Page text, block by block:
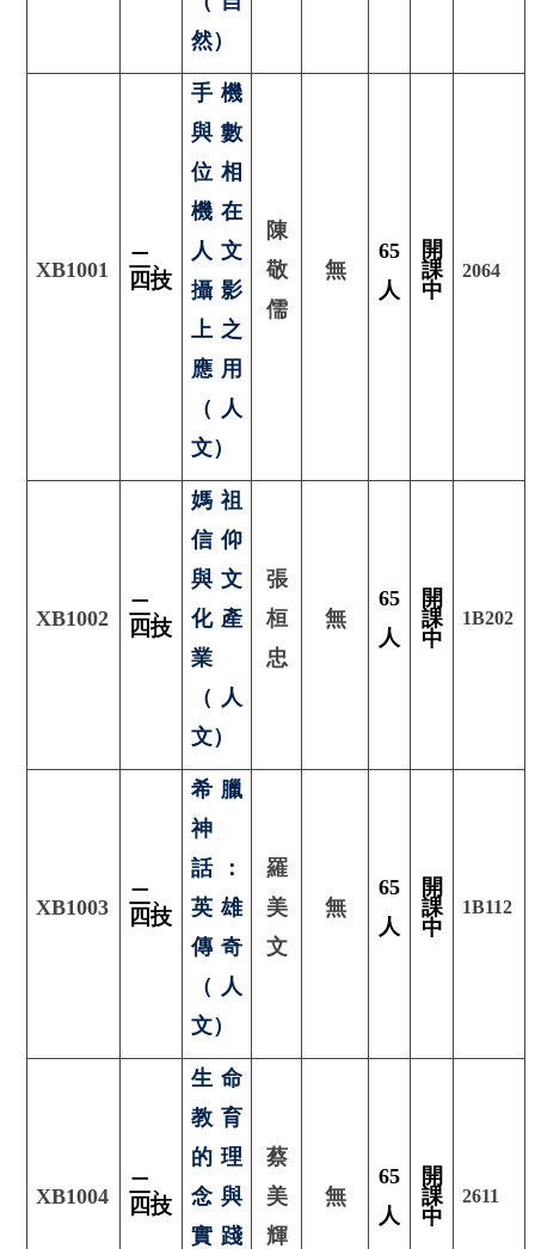
然）
XB1001
二、
四技
手機
與數
位相
機在
人文
攝影
上之
應用
（人
文）
陳
敬
儒
無
65
人
開
課
中
2064
XB1002
二、
四技
媽祖
信仰
與文
化產
業
（人
文）
張
桓
忠
無
65
人
開
課
中
1B202
XB1003 二、
四技
希臘
神
話：
英雄
傳奇
（人
文）
羅
美
文
無
65
人
開
課
中
1B112
XB1004
二、
四技
生命
教育
的理
念與
實踐
蔡
美
輝
無
65
人
開
課
中
2611